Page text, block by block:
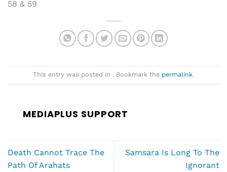
58 & 59
This entry was posted in . Bookmark the permalink.
MEDIAPLUS SUPPORT
Death Cannot Trace The
Path Of Arahats
Samsara Is Long To The
Ignorant